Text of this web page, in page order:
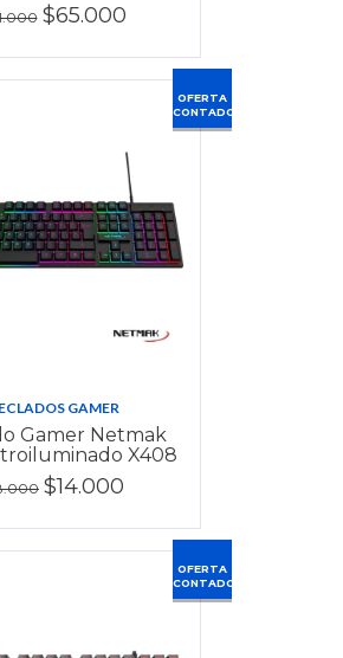
$65.000
OFERTA
CONTADO
GAMER
Gamer Netmak
X408
$14.000
OFERTA
CONTADO